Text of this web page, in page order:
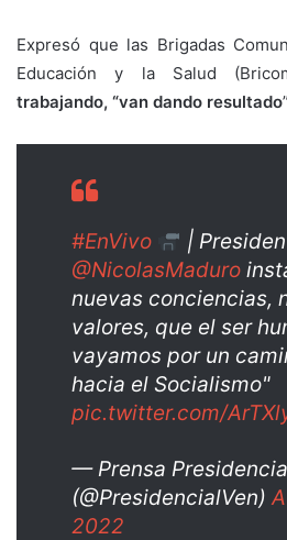
Expresó que las Brigadas
Educación y la Salud
trabajando, “van dando resultado
#EnVivo
|
@NicolasMaduro
nuevas conciencias,
valores, que el ser
vayamos por un
hacia el Socialismo"
pic.twitter.com/
— Prensa
(@PresidencialVen)
2022